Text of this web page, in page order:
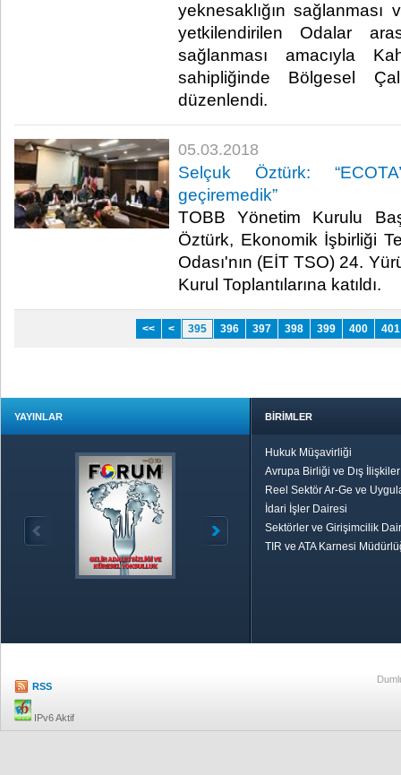
yeknesaklığın
yetkilendirilen Odalar
sağlanması amacıyla
sahipliğinde Bölgesel
düzenlendi.​
05.03.2018
Selçuk Öztürk:
geçiremedik”
TOBB Yönetim Kurulu
Öztürk, Ekonomik İşbirliği
Odası'nın (EİT TSO) 24.
Kurul Toplantılarına katıldı. ​
<< < 395 396 397 398 399 400 401
YAYINLAR BİRİMLER
Hukuk Müşavirliği
Avrupa Birliği ve Dış
Reel Sektör Ar-Ge ve
İdari İşler Dairesi
Sektörler ve Girişimcilik
TIR ve ATA Karnesi
RSS
IPv6 Aktif